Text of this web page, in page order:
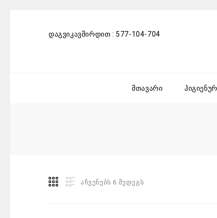
დაგვიკავშირდით :577-104-704
მთავარი
აჩვენებს 6 შედეგს